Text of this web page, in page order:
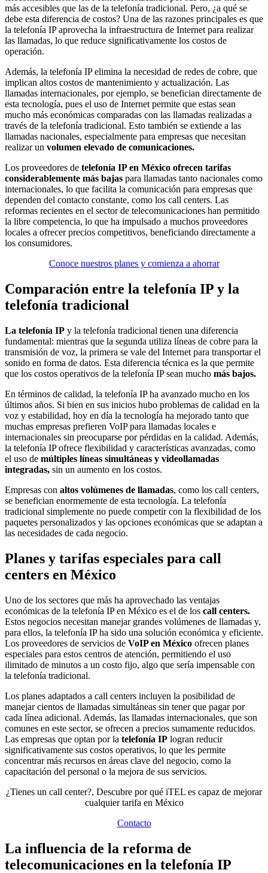
más accesibles que las de la telefonía tradicional. Pero, ¿a qué se
debe esta diferencia de costos? Una de las razones principales es que
la telefonía IP aprovecha la infraestructura de Internet para realizar
las llamadas, lo que reduce significativamente los costos de
operación.
Además, la telefonía IP elimina la necesidad de redes de cobre, que
implican altos costos de mantenimiento y actualización. Las
llamadas internacionales, por ejemplo, se benefician directamente de
esta tecnología, pues el uso de Internet permite que estas sean
mucho más económicas comparadas con las llamadas realizadas a
través de la telefonía tradicional. Esto también se extiende a las
llamadas nacionales, especialmente para empresas que necesitan
realizar un volumen elevado de comunicaciones.
Los proveedores de telefonía IP en México ofrecen tarifas
considerablemente más bajas para llamadas tanto nacionales como
internacionales, lo que facilita la comunicación para empresas que
dependen del contacto constante, como los call centers. Las
reformas recientes en el sector de telecomunicaciones han permitido
la libre competencia, lo que ha impulsado a muchos proveedores
locales a ofrecer precios competitivos, beneficiando directamente a
los consumidores.
Conoce nuestros planes y comienza a ahorrar
Comparación entre la telefonía IP y la
telefonía tradicional
La telefonía IP y la telefonía tradicional tienen una diferencia
fundamental: mientras que la segunda utiliza líneas de cobre para la
transmisión de voz, la primera se vale del Internet para transportar el
sonido en forma de datos. Esta diferencia técnica es la que permite
que los costos operativos de la telefonía IP sean mucho más bajos.
En términos de calidad, la telefonía IP ha avanzado mucho en los
últimos años. Si bien en sus inicios hubo problemas de calidad en la
voz y estabilidad, hoy en día la tecnología ha mejorado tanto que
muchas empresas prefieren VoIP para llamadas locales e
internacionales sin preocuparse por pérdidas en la calidad. Además,
la telefonía IP ofrece flexibilidad y características avanzadas, como
el uso de múltiples líneas simultáneas y videollamadas
integradas, sin un aumento en los costos.
Empresas con altos volúmenes de llamadas, como los call centers,
se benefician enormemente de esta tecnología. La telefonía
tradicional simplemente no puede competir con la flexibilidad de los
paquetes personalizados y las opciones económicas que se adaptan a
las necesidades de cada negocio.
Planes y tarifas especiales para call
centers en México
Uno de los sectores que más ha aprovechado las ventajas
económicas de la telefonía IP en México es el de los call centers.
Estos negocios necesitan manejar grandes volúmenes de llamadas y,
para ellos, la telefonía IP ha sido una solución económica y eficiente.
Los proveedores de servicios de VoIP en México ofrecen planes
especiales para estos centros de atención, permitiendo el uso
ilimitado de minutos a un costo fijo, algo que sería impensable con
la telefonía tradicional.
Los planes adaptados a call centers incluyen la posibilidad de
manejar cientos de llamadas simultáneas sin tener que pagar por
cada línea adicional. Además, las llamadas internacionales, que son
comunes en este sector, se ofrecen a precios sumamente reducidos.
Las empresas que optan por la telefonía IP logran reducir
significativamente sus costos operativos, lo que les permite
concentrar más recursos en áreas clave del negocio, como la
capacitación del personal o la mejora de sus servicios.
¿Tienes un call center?, Descubre por qué iTEL es capaz de mejorar
cualquier tarifa en México
Contacto
La influencia de la reforma de
telecomunicaciones en la telefonía IP